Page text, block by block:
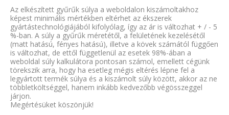
Az elkészített gyűrűk súlya a weboldalon kiszámoltakhoz
képest minimális mértékben eltérhet az ékszerek
gyártástechnológiájából kifolyólag, így az ár is változhat + / - 5
%-ban. A súly a gyűrűk méretétől, a felületének kezelésétől
(matt hatású, fényes hatású), illetve a kövek számától függően
is változhat, de ettől függetlenül az esetek 98%-ában a
weboldal súly kalkulátora pontosan számol, emellett cégünk
törekszik arra, hogy ha esetleg mégis eltérés lépne fel a
legyártott termék súlya és a kiszámolt súly között, akkor az ne
többletköltséggel, hanem inkább kedvezőbb végösszeggel
járjon.
Megértésüket köszönjük!